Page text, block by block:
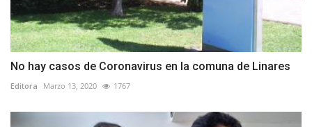
No hay casos de Coronavirus en la comuna de Linares
Editora Marzo 13, 2020 1767